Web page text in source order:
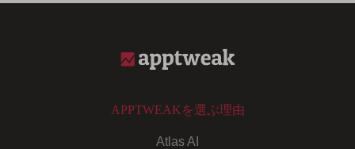
APPTWEAKを選ぶ理由
Atlas AI